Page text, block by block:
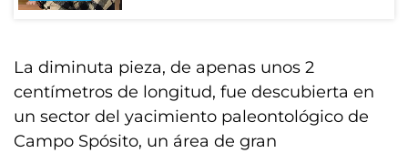
La diminuta pieza, de apenas unos 2
centímetros de longitud, fue descubierta en
un sector del yacimiento paleontológico de
Campo Spósito, un área de gran